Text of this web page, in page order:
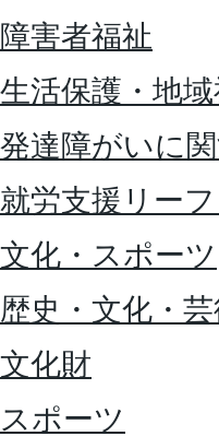
障害者福祉
生活保護・地
発達障がいに
就労支援リー
文化・スポーツ
歴史・文化・
文化財
スポーツ